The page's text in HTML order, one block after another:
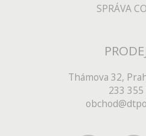
SPRÁVA
Thámova 32,
233 355